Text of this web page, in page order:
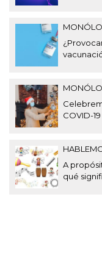
COVID-19
A
qué